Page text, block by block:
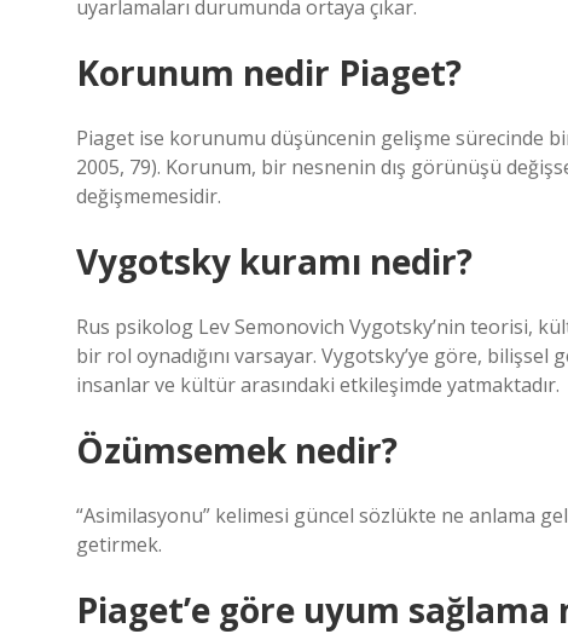
uyarlamaları durumunda ortaya çıkar.
Korunum nedir Piaget?
Piaget ise korunumu düşüncenin gelişme sürecinde
2005, 79). Korunum, bir nesnenin dış görünüşü
değişmemesidir.
Vygotsky kuramı nedir?
Rus psikolog Lev Semonovich Vygotsky’nin teorisi,
bir rol oynadığını varsayar. Vygotsky’ye göre,
insanlar ve kültür arasındaki etkileşimde yatmaktadır.
Özümsemek nedir?
“Asimilasyonu” kelimesi güncel sözlükte ne anlama
getirmek.
Piaget’e göre uyum sağlama